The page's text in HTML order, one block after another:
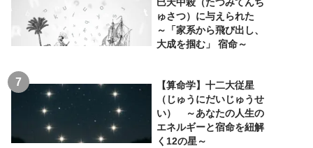
巳天中殺（たつみてんち
ゅさつ）に与えられた
～「家系から飛び出し、
大成を掴む」 宿命～
【算命学】十二大従星
（じゅうにだいじゅうせ
い） ～あなたの人生の
エネルギーと宿命を紐解
く12の星～